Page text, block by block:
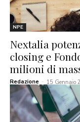
NPE
Nextalia
closing e
milioni di
Redazione - 15 Gennaio